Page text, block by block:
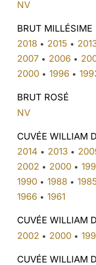
NV
BRUT MILLÉSIME
2018 • 2015 •
2007 • 2006 •
2000 • 1996 •
BRUT ROSÉ
NV
CUVÉE WILLIAM
2014 • 2013 •
2002 • 2000•
1990 • 1988 •
1966 • 1961
CUVÉE WILLIAM
2002 • 2000•
CUVÉE WILLIAM